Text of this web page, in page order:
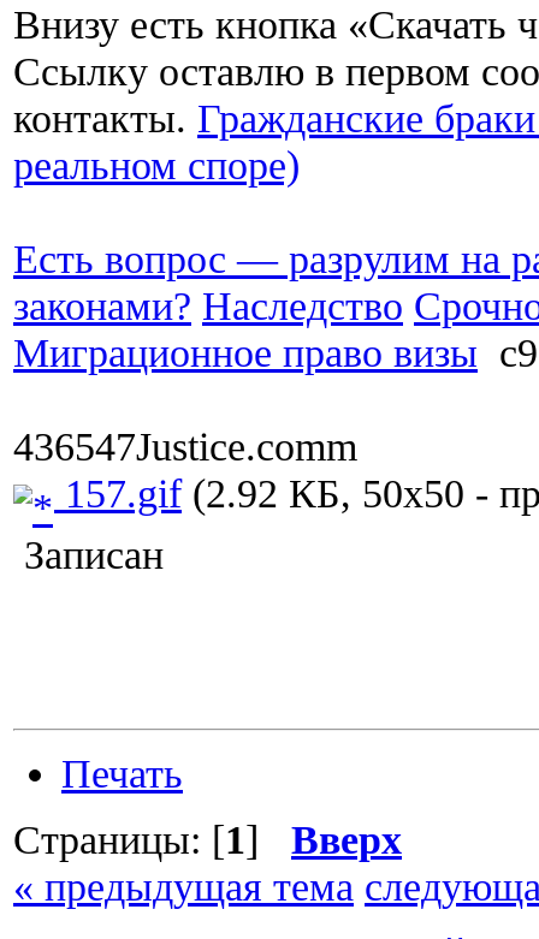
Внизу есть кнопка
Ссылку оставлю в первом
контакты. Гражданские
реальном споре)
Есть вопрос — разрулим на
законами? Наследство
Миграционное право визы
436547Justice.comm
157.gif(2.92 КБ, 50x50 -
Записан
Печать
Страницы: [1] Вверх
« предыдущая тема